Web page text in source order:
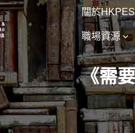
關於HKPES
職場資源
《需